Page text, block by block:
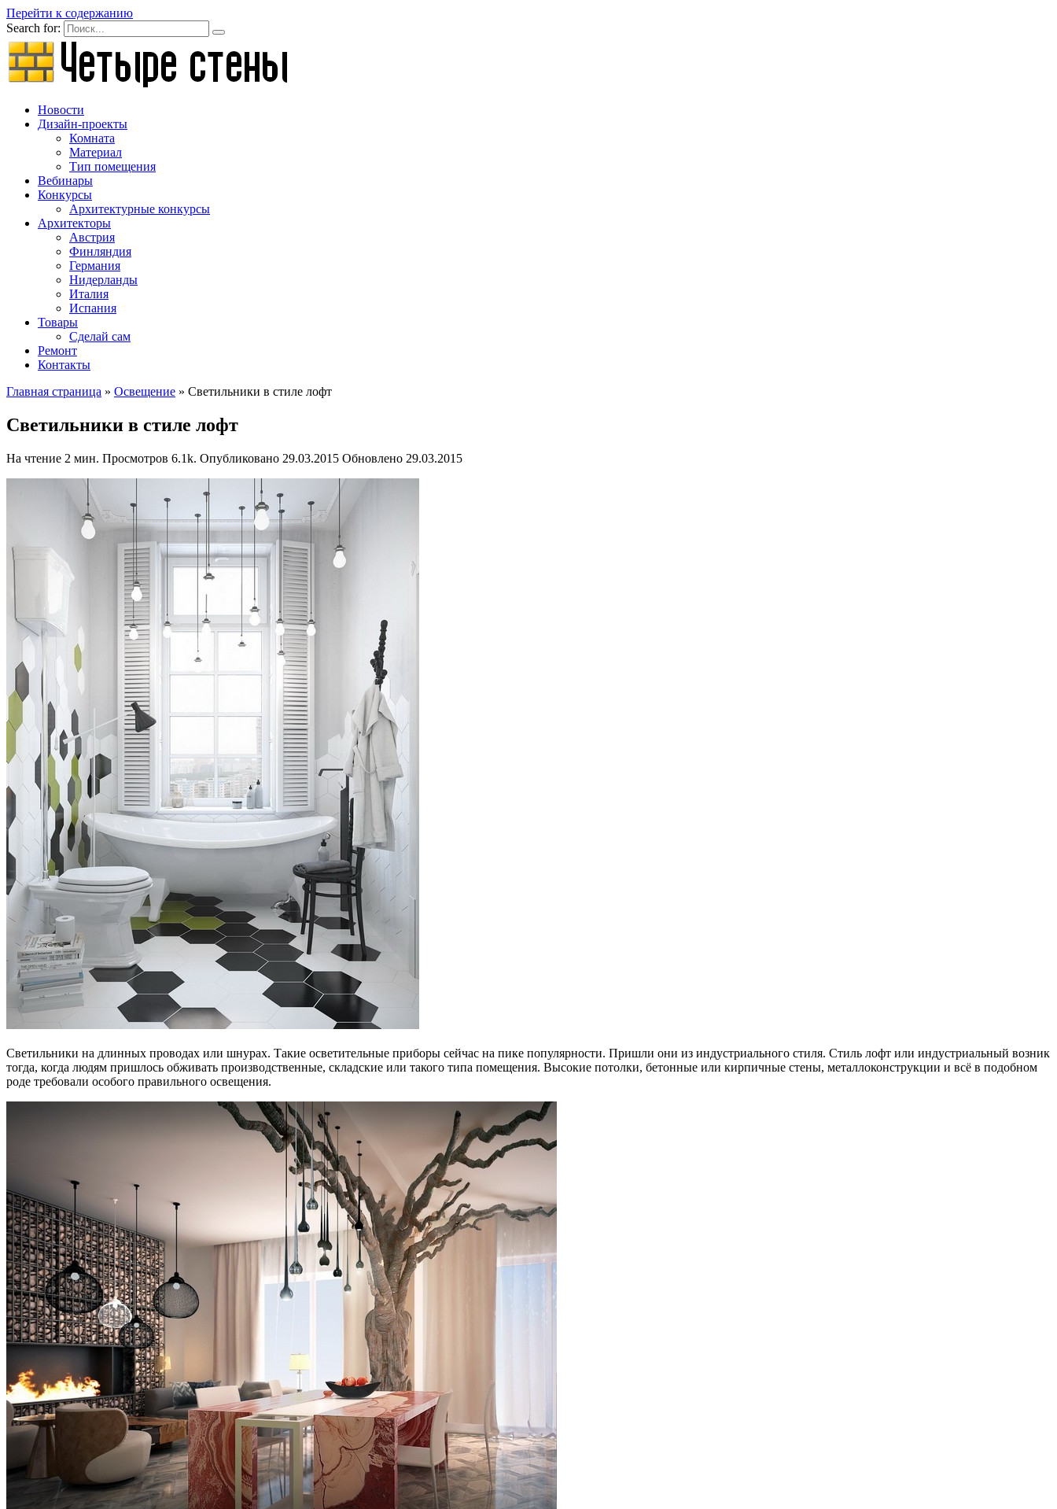
Перейти к содержанию
Search for:
Новости
Дизайн-проекты
Комната
Материал
Тип помещения
Вебинары
Конкурсы
Архитектурные конкурсы
Архитекторы
Австрия
Финляндия
Германия
Нидерланды
Италия
Испания
Товары
Сделай сам
Ремонт
Контакты
Главная страница » Освещение » Светильники в стиле лофт
Светильники в стиле лофт
На чтение 2 мин. Просмотров 6.1k. Опубликовано 29.03.2015 Обновлено 29.03.2015
Светильники на длинных проводах или шнурах. Такие осветительные приборы сейчас на пике популярности. Пришли они из индустриального стиля. Стиль лофт или индустриальный возник
тогда, когда людям пришлось обживать производственные, складские или такого типа помещения. Высокие потолки, бетонные или кирпичные стены, металлоконструкции и всё в подобном
роде требовали особого правильного освещения.